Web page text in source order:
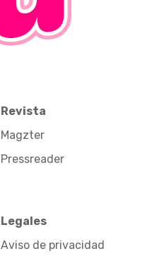
Revista
Magzter
Pressreader
Legales
Aviso de privacidad